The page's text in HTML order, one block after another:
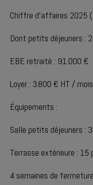
Chiffre d'affaires 2025
Dont petits déjeuners :
EBE retraité : 91.000 €
Loyer : 3.800 € HT / mois
Équipements :
Salle petits déjeuners :
Terrasse extérieure : 15
4 semaines de